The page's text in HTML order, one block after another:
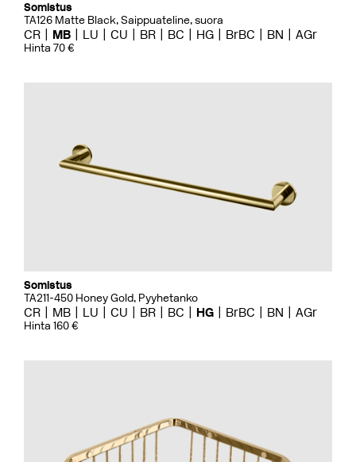
Somistus
TA126 Matte Black, Saippuateline, suora
CR MB LU CU BR BC HG BrBC BN AGr
Hinta 70 €
Somistus
TA211-450 Honey Gold, Pyyhetanko
CR MB LU CU BR BC HG BrBC BN AGr
Hinta 160 €